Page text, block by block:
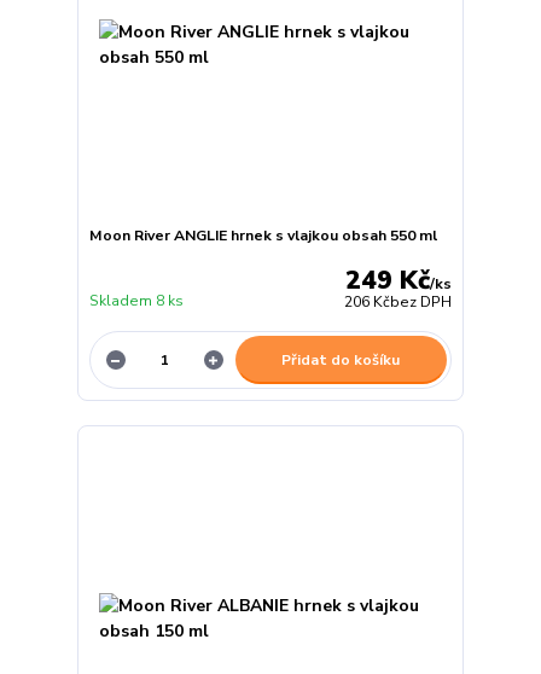
Moon River ANGLIE hrnek s vlajkou obsah 550 ml
249 Kč/ks
206 Kčbez DPH
Skladem 8 ks
Přidat do košíku